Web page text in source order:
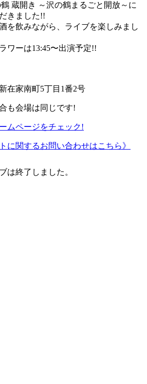
蔵開き ～沢の鶴まるごと開放～に
きました!!
を飲みながら、ライブを楽しみまし
ワーは13:45〜出演予定!!
在家南町5丁目1番2号
も会場は同じです!
ムページをチェック!
に関するお問い合わせはこちら》
は終了しました。